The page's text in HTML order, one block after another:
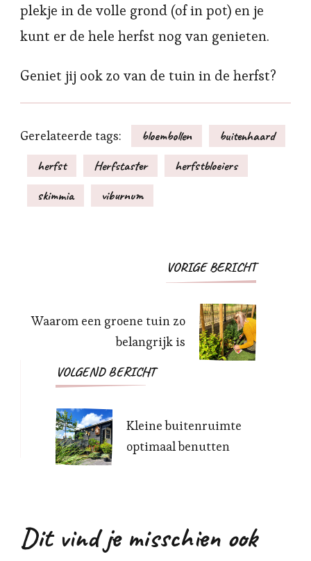
plekje in de volle grond (of in pot) en je
kunt er de hele herfst nog van genieten.
Geniet jij ook zo van de tuin in de herfst?
Gerelateerde tags: bloembollen
buitenhaard
herfst
Herfstaster
herfstbloeiers
skimmia
viburnum
Bericht
VORIGE BERICHT
Waarom een groene tuin zo
belangrijk is
VOLGEND BERICHT
Kleine buitenruimte
optimaal benutten
Dit vind je misschien ook